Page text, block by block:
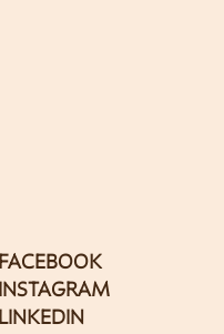
FACEBOOK
INSTAGRAM
LINKEDIN